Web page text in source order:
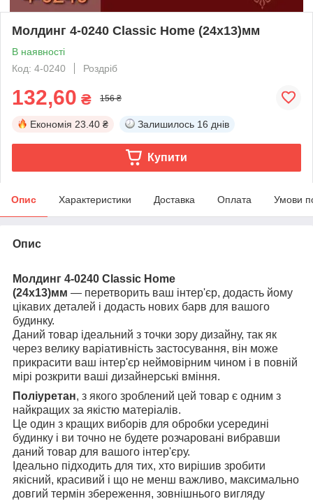
Молдинг 4-0240 Classic Home (24x13)мм
В наявності
Код: 4-0240
Роздріб
132,60 ₴ 156 ₴
Економія 23.40 ₴ Залишилось 16 днів
Купити
Опис Характеристики Доставка Оплата Умови
Опис
Молдинг 4-0240 Classic Home
(24x13)мм — перетворить ваш інтер'єр, додасть йому
цікавих деталей і додасть нових барв для вашого
будинку.
Даний товар ідеальний з точки зору дизайну, так як
через велику варіативність застосування, він може
прикрасити ваш інтер'єр неймовірним чином і в повній
мірі розкрити ваші дизайнерські вміння.
Поліуретан, з якого зроблений цей товар є одним з
найкращих за якістю матеріалів.
Це один з кращих виборів для обробки усередині
будинку і ви точно не будете розчаровані вибравши
даний товар для вашого інтер'єру.
Ідеально підходить для тих, хто вирішив зробити
якісний, красивий і що не менш важливо, максимально
довгий термін збереження, зовнішнього вигляду